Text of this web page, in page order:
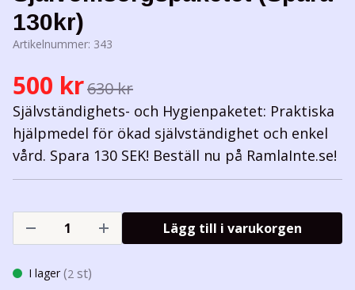
130kr)
Artikelnummer: 343
500 kr630 kr
Självständighets- och Hygienpaketet: Praktiska
hjälpmedel för ökad självständighet och enkel
vård. Spara 130 SEK! Beställ nu på RamlaInte.se!
Lägg till i varukorgen
I lager (2 st)